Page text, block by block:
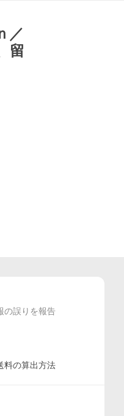
／
留
の誤りを報告
料の算出方法